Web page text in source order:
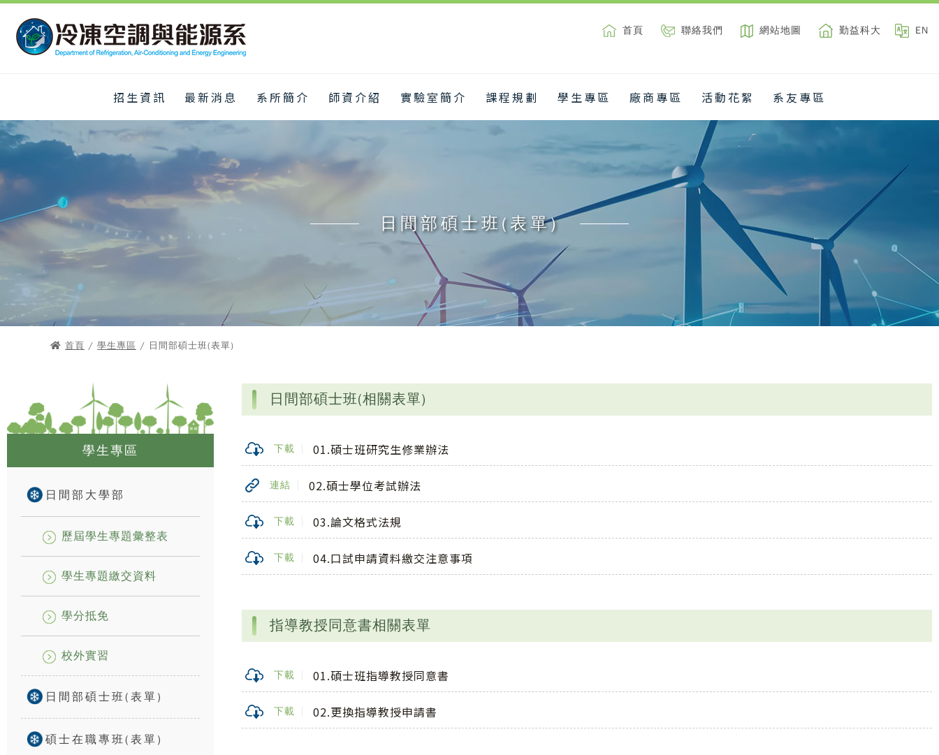
首頁 聯絡我們 網站地圖 勤益科大 EN
招生資訊 最新消息 系所簡介 師資介紹 實驗室簡介 課程規劃 學生專區 廠商專區 活動花絮 系友專區
日間部碩士班(表單)
首頁 / 學生專區 / 日間部碩士班(表單)
學生專區
日間部大學部
歷屆學生專題彙整表
學生專題繳交資料
學分抵免
校外實習
日間部碩士班(表單)
碩士在職專班(表單)
日間部碩士班(相關表單)
下載 01.碩士班研究生修業辦法
連結 02.碩士學位考試辦法
下載 03.論文格式法規
下載 04.口試申請資料繳交注意事項
指導教授同意書相關表單
下載 01.碩士班指導教授同意書
下載 02.更換指導教授申請書